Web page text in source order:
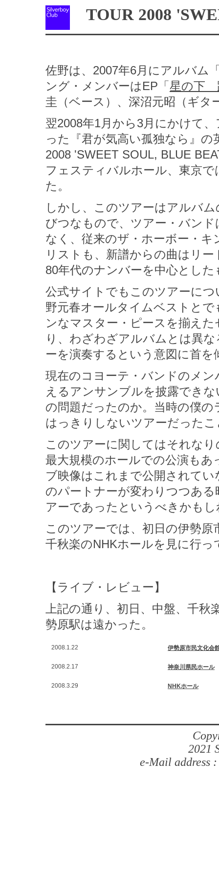
TOUR 2008
佐野は、2007年6月にアルバム
ング・メンバーはEP「 星の下
圭（ベース）、深沼元昭（ギタ
翌2008年1月から3月にかけて
った『君が気高い孤独なら』
2008 'SWEET SOUL, BLUE
フェスティバルホール、東京
た。
しかし、このツアーはアルバ
びつなもので、ツアー・バン
なく、従来のザ・ホーボー・
リストも、新譜からの曲はリ
80年代のナンバーを中心とし
公式サイトでもこのツアーに
野元春オールタイムベストと
ンなマスター・ピースを揃え
り、わざわざアルバムとは異
ーを演奏するという意図に首
現在のコヨーテ・バンドのメ
えるアンサンブルを披露でき
の問題だったのか。当時の僕
はっきりしないツアーだった
このツアーに関してはそれな
最大規模のホールでの公演も
ブ映像はこれまで公開されて
のパートナーが変わりつつあ
アーであったというべきかも
このツアーでは、初日の伊勢原
千秋楽のNHKホールを見に行
【ライブ・レビュー】
上記の通り、初日、中盤、千
勢原駅は遠かった。
2008.1.22 伊勢原市民文化会
2008.2.17 神奈川県民ホール
2008.3.29 NHKホール
2021
e-Mail address